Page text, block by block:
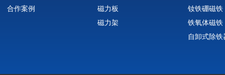
合作案例
磁力板
磁力架
钕铁硼磁铁
铁氧体磁铁
自卸式除铁